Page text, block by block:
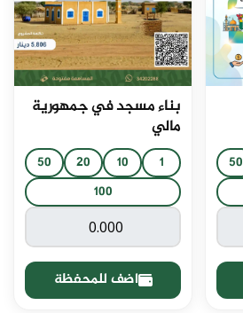
50
بناء مسجد في جمهورية
مالي
1
10
20
50
100
اضف للمحفظة